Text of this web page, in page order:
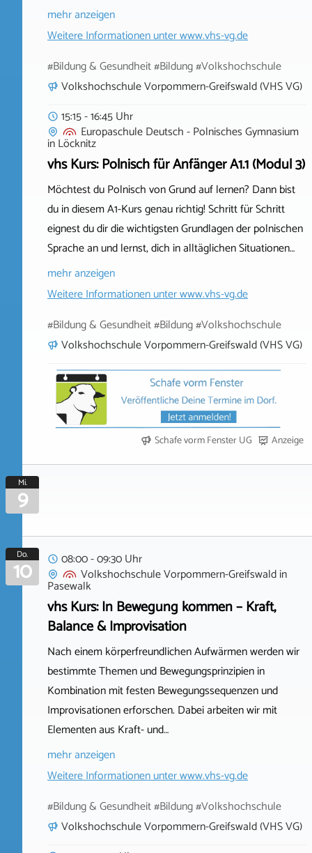
mehr anzeigen
Weitere Informationen unterwww.vhs-vg.de
#Bildung & Gesundheit #Bildung #Volkshochschule
Volkshochschule Vorpommern-Greifswald (VHS VG)
15:15 - 16:45 Uhr
Europaschule Deutsch - Polnisches Gymnasium
inLöcknitz
vhs Kurs: Polnisch für Anfänger A1.1 (Modul 3)
Möchtest du Polnisch von Grund auf lernen? Dann bist
du in diesem A1-Kurs genau richtig! Schritt für Schritt
eignest du dir die wichtigsten Grundlagen der polnischen
Sprache an und lernst, dich in alltäglichen Situationen…
mehr anzeigen
Weitere Informationen unterwww.vhs-vg.de
#Bildung & Gesundheit #Bildung #Volkshochschule
Volkshochschule Vorpommern-Greifswald (VHS VG)
Schafe vorm Fenster UG Anzeige
Mi.
9
Do.
10
08:00 - 09:30 Uhr
Volkshochschule Vorpommern-Greifswaldin
Pasewalk
vhs Kurs: In Bewegung kommen – Kraft,
Balance & Improvisation
Nach einem körperfreundlichen Aufwärmen werden wir
bestimmte Themen und Bewegungsprinzipien in
Kombination mit festen Bewegungssequenzen und
Improvisationen erforschen. Dabei arbeiten wir mit
Elementen aus Kraft- und…
mehr anzeigen
Weitere Informationen unterwww.vhs-vg.de
#Bildung & Gesundheit #Bildung #Volkshochschule
Volkshochschule Vorpommern-Greifswald (VHS VG)